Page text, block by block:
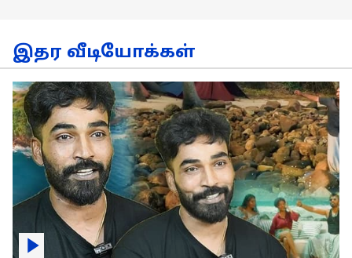
இதர வீடியோக்கள்